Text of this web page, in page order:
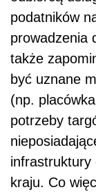
podatników
prowadzenia
także
być uznane
(np.
potrzeby
infrastruktury
kraju. Co